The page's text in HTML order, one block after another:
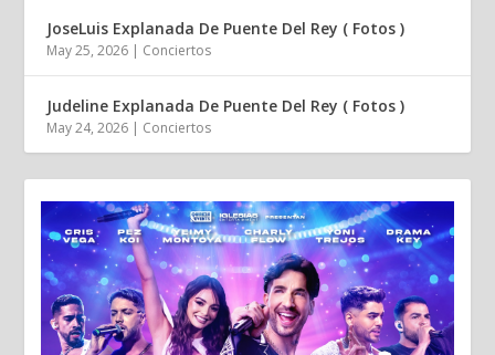
JoseLuis Explanada De Puente Del Rey ( Fotos )
May 25, 2026 | Conciertos
Judeline Explanada De Puente Del Rey ( Fotos )
May 24, 2026 | Conciertos